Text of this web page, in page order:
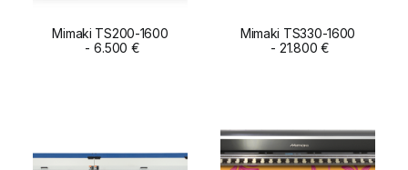
ADD TO CART
Mimaki TS200-1600
6.500 € ADD TO CART
Mimaki TS330-1600
21.800€